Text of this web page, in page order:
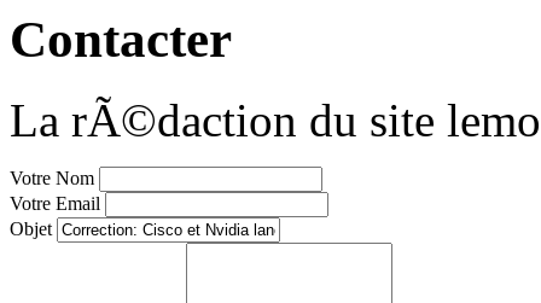
Contacter
La rÃ©daction du site
Votre Nom
Votre Email
Objet